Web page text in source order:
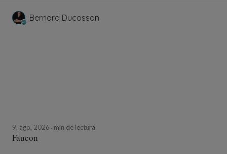
Bernard Ducosson
9, ago, 2026 min de lectura
Faucon